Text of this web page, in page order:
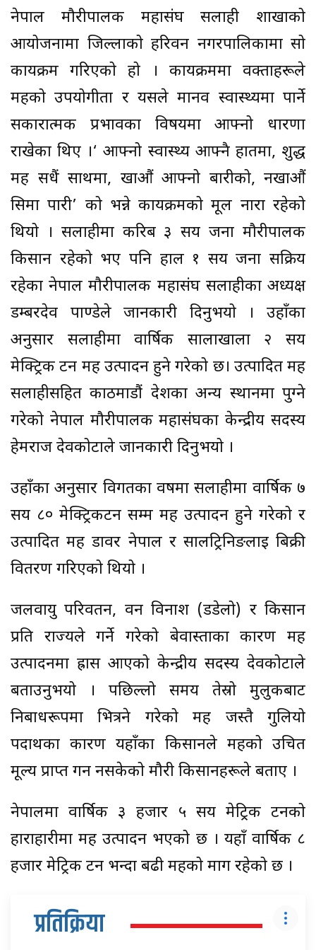
नेपाल मौरीपालक महासंघ सर्लाही शाखाको
आयोजनामा जिल्लाको हरिवन नगरपालिकामा सो
कार्यक्रम गरिएको हो । कार्यक्रममा वक्ताहरूले
महको उपयोगीता र यसले मानव स्वास्थ्यमा पार्ने
सकारात्मक प्रभावका विषयमा आफ्नो धारणा
राखेका थिए ।‘ आफ्नो स्वास्थ्य आफ्नै हातमा, शुद्ध
मह सधैं साथमा, खाऔं आफ्नो बारीको, नखाऔं
सिमा पारी’ को भन्ने कार्यक्रमको मूल नारा रहेको
थियो । सर्लाहीमा करिब ३ सय जना मौरीपालक
किसान रहेको भए पनि हाल १ सय जना सक्रिय
रहेका नेपाल मौरीपालक महासंघ सर्लाहीका अध्यक्ष
डम्बरदेव पाण्डेले जानकारी दिनुभयो । उहाँका
अनुसार सर्लाहीमा वार्षिक सालाखाला २ सय
मेक्ट्रिक टन मह उत्पादन हुने गरेको छ। उत्पादित मह
सर्लाहीसहित काठमाडौं देशका अन्य स्थानमा पुग्ने
गरेको नेपाल मौरीपालक महासंघका केन्द्रीय सदस्य
हेमराज देवकोटाले जानकारी दिनुभयो ।
उहाँका अनुसार विगतका वर्षमा सर्लाहीमा वार्षिक ७
सय ८० मेक्ट्रिकटन सम्म मह उत्पादन हुने गरेको र
उत्पादित मह डावर नेपाल र सालट्रिनिङलाई बिक्री
वितरण गरिएको थियो ।
जलवायु परिवर्तन, वन विनाश (डडेलो) र किसान
प्रति राज्यले गर्ने गरेको बेवास्ताका कारण मह
उत्पादनमा ह्रास आएको केन्द्रीय सदस्य देवकोटाले
बताउनुभयो । पछिल्लो समय तेस्रो मुलुकबाट
निर्बाधरूपमा भित्रने गरेको मह जस्तै गुलियो
पदार्थका कारण यहाँका किसानले महको उचित
मूल्य प्राप्त गर्न नसकेको मौरी किसानहरूले बताए ।
नेपालमा वार्षिक ३ हजार ५ सय मेट्रिक टनको
हाराहारीमा मह उत्पादन भएको छ । यहाँ वार्षिक ८
हजार मेट्रिक टन भन्दा बढी महको माग रहेको छ ।
प्रतिक्रिया